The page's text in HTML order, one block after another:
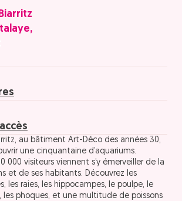
au bâtiment Art-Déco des années 30,
une cinquantaine d’aquariums.
000 visiteurs viennent s’y émerveiller de la
et de ses habitants. Découvrez les
les raies, les hippocampes, le poulpe, le
les phoques, et une multitude de poissons